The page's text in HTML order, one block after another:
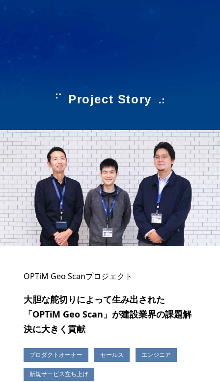
Project Story
OPTiM Geo Scanプロジェクト
大胆な舵切りによって生み出された
「OPTiM Geo Scan」が建設業界の課題解
決に大きく貢献
プロダクトオーナー セールス エンジニア
新規サービス立ち上げ